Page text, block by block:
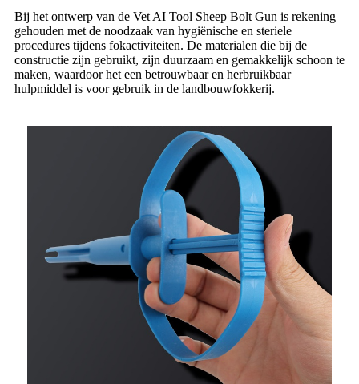
Bij het ontwerp van de Vet AI Tool Sheep Bolt Gun is rekening
gehouden met de noodzaak van hygiënische en steriele
procedures tijdens fokactiviteiten. De materialen die bij de
constructie zijn gebruikt, zijn duurzaam en gemakkelijk schoon te
maken, waardoor het een betrouwbaar en herbruikbaar
hulpmiddel is voor gebruik in de landbouwfokkerij.